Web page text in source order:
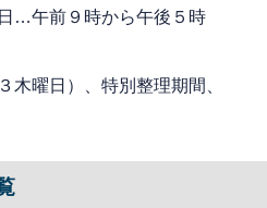
…午前９時から午後５時
木曜日）、特別整理期間、